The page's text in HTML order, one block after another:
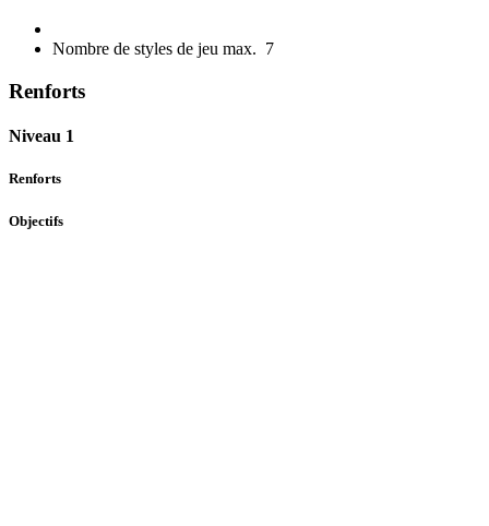
Nombre de styles de jeu max. 7
Renforts
Niveau 1
Renforts
Objectifs